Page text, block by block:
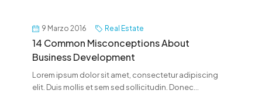
9 Marzo 2016 Real Estate
14 Common Misconceptions About
Business Development
Lorem ipsum dolor sit amet, consectetur adipiscing
elit. Duis mollis et sem sed sollicitudin. Donec...